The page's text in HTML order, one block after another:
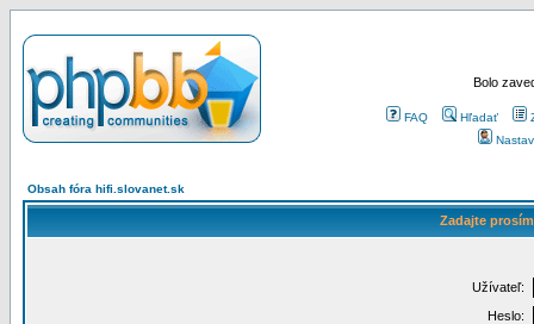
Bolo
FAQ Hľadať
Obsah fóra hifi.slovanet.sk
Zadajte
Užívateľ:
Heslo: